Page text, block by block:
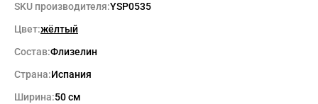
SKU производителя:YSP0535
Цвет:жёлтый
Состав:Флизелин
Страна:Испания
Ширина:50 см